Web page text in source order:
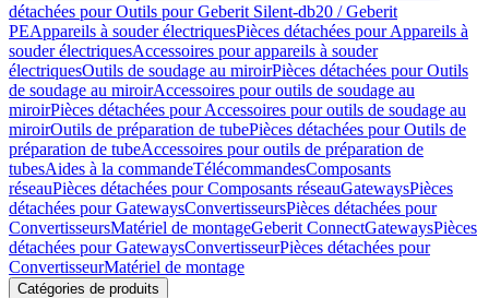
détachées pour Outils pour Geberit Silent-db20 / Geberit
PEAppareils à souder électriquesPièces détachées pour Appareils à
souder électriquesAccessoires pour appareils à souder
électriquesOutils de soudage au miroirPièces détachées pour Outils
de soudage au miroirAccessoires pour outils de soudage au
miroirPièces détachées pour Accessoires pour outils de soudage au
miroirOutils de préparation de tubePièces détachées pour Outils de
préparation de tubeAccessoires pour outils de préparation de
tubesAides à la commandeTélécommandesComposants
réseauPièces détachées pour Composants réseauGatewaysPièces
détachées pour GatewaysConvertisseursPièces détachées pour
ConvertisseursMatériel de montageGeberit ConnectGatewaysPièces
détachées pour GatewaysConvertisseurPièces détachées pour
ConvertisseurMatériel de montage
Catégories de produits